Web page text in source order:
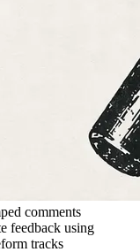
comments
feedback using
tracks